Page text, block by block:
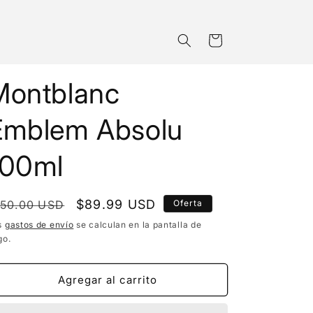
Carrito
Absolu
USD
Precio
de
$89.99 USD Oferta
gastos de envío se calculan en la pantalla de
Agregar al carrito